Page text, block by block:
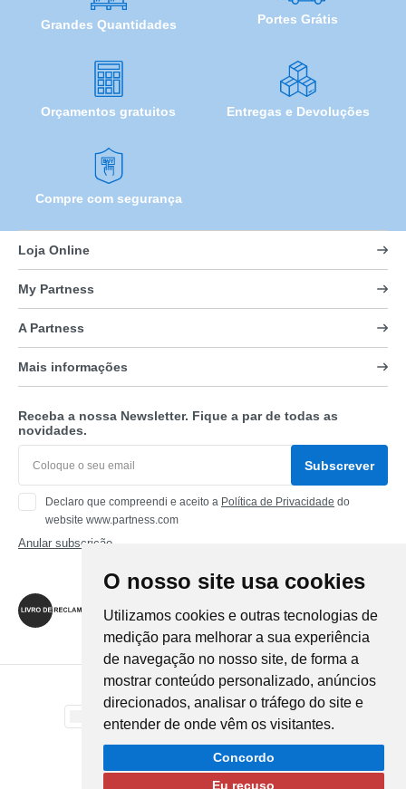
O nosso site usa cookies
Utilizamos cookies e outras tecnologias de
medição para melhorar a sua experiência
de navegação no nosso site, de forma a
mostrar conteúdo personalizado, anúncios
direcionados, analisar o tráfego do site e
entender de onde vêm os visitantes.
Concordo
Eu recuso
Grandes Quantidades Portes Grátis
Orçamentos gratuitos Entregas e Devoluções
Compre com segurança
Loja Online
My Partness
A Partness
Mais informações
Receba a nossa Newsletter. Fique a par de todas as
novidades.
Subscrever
Declaro que compreendi e aceito a Política de Privacidade do
website www.partness.com
Anular subscrição
Siga-nos
Método de Pagamento
Método de Envio